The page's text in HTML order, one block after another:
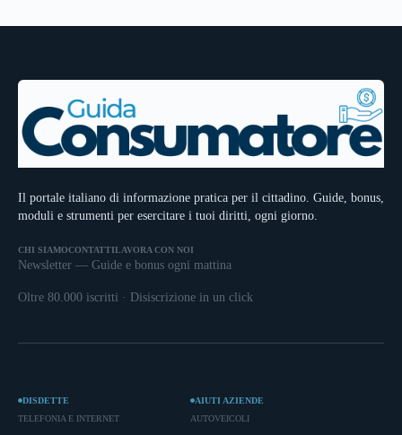
Il portale italiano di informazione pratica per il cittadino. Guide, bonus,
moduli e strumenti per esercitare i tuoi diritti, ogni giorno.
CHI SIAMOCONTATTILAVORA CON NOI
Newsletter — Guide e bonus ogni mattina
Oltre 80.000 iscritti · Disiscrizione in un click
DISDETTE
TELEFONIA E INTERNET
AIUTI AZIENDE
AUTOVEICOLI